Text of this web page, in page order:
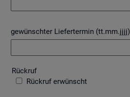
gewünschter Liefertermin (tt.mm.jjjj)
Rück­ruf
Rückruf erwünscht